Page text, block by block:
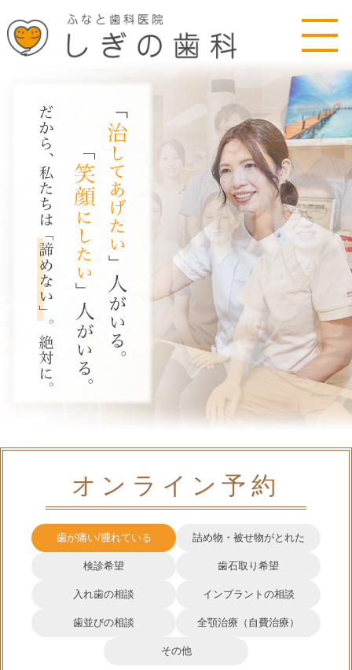
オンライン予約
歯が痛い/腫れている 詰め物・被せ物がとれた
検診希望 歯石取り希望
入れ歯の相談 インプラントの相談
歯並びの相談 全顎治療（自費治療）
その他